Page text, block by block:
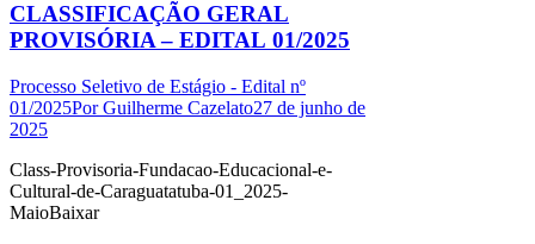
CLASSIFICAÇÃO GERAL
PROVISÓRIA – EDITAL 01/2025
Processo Seletivo de Estágio - Edital nº
01/2025PorGuilherme Cazelato27 de junho de
2025
Class-Provisoria-Fundacao-Educacional-e-
Cultural-de-Caraguatatuba-01_2025-
MaioBaixar